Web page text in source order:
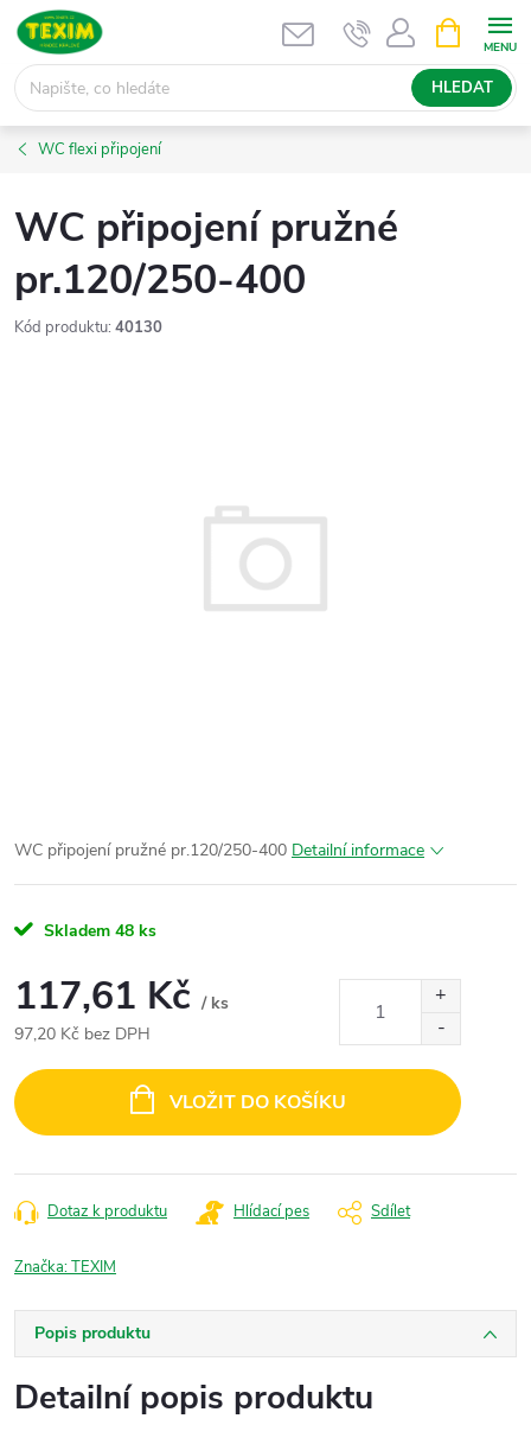
Přejít
obsah
HLEDAT
NÁKUPNÍ
KOŠÍK
WC flexi připojení
WC připojení pružné
pr.120/250-400
Kód produktu: 40130
WC připojení pružné pr.120/250-400 Detailní informace
Skladem 48 ks
117,61 Kč / ks
97,20 Kč bez DPH
cena:
VLOŽIT DO KOŠÍKU
Dotaz k produktu Hlídací pes Sdílet
Značka:TEXIM
Popis produktu
Detailní popis produktu